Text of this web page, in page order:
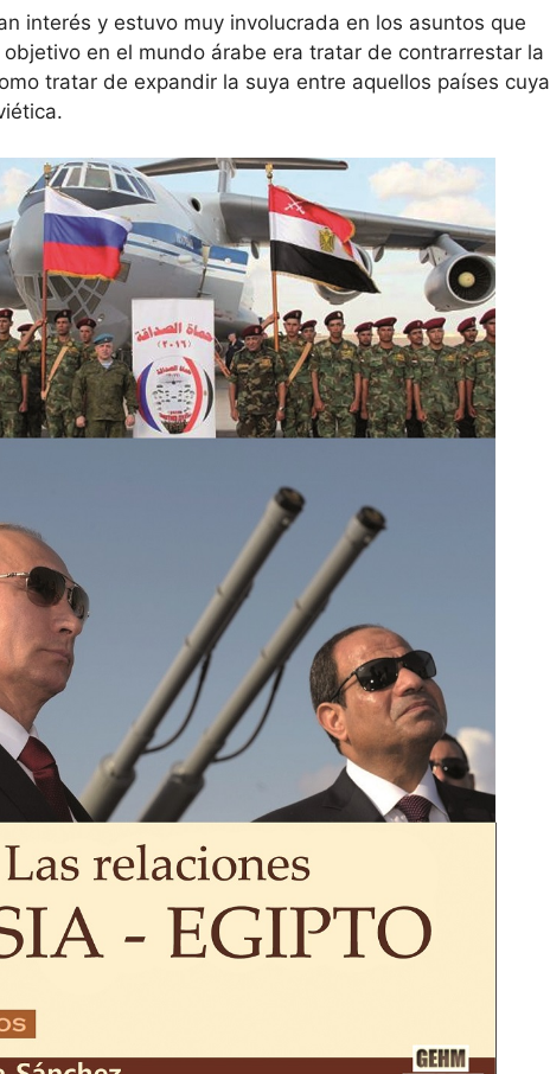
interés y estuvo muy involucrada en los asuntos que
en el mundo árabe era tratar de contrarrestar la
tratar de expandir la suya entre aquellos países cuya